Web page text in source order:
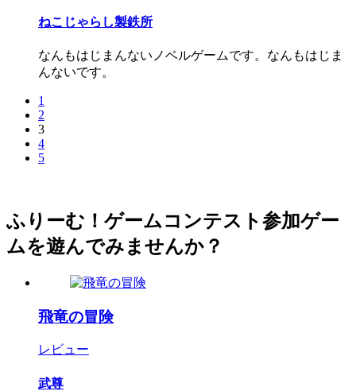
ねこじゃらし製鉄所
なんもはじまんないノベルゲームです。なんもはじま
んないです。
1
2
3
4
5
ふりーむ！ゲームコンテスト参加ゲー
ムを遊んでみませんか？
飛竜の冒険
レビュー
武尊